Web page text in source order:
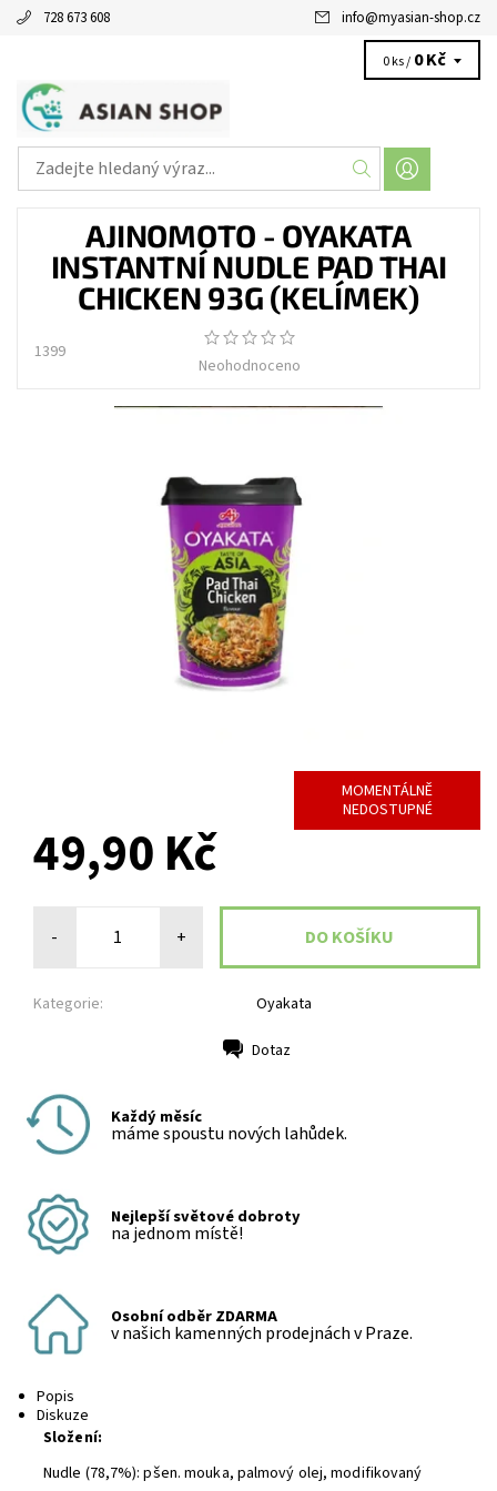
728 673 608 info@myasian-shop.cz
0 ks / 0 Kč
AJINOMOTO - OYAKATA
INSTANTNÍ NUDLE PAD THAI
CHICKEN 93G (KELÍMEK)
1399
Neohodnoceno
MOMENTÁLNĚ
NEDOSTUPNÉ
49,90 Kč
- +
Kategorie: Oyakata
Dotaz
Každý měsíc
máme spoustu nových lahůdek.
Nejlepší světové dobroty
na jednom místě!
Osobní odběr ZDARMA
v našich kamenných prodejnách v Praze.
Popis
Diskuze
Složení:
Nudle (78,7%): pšen. mouka, palmový olej, modifikovaný